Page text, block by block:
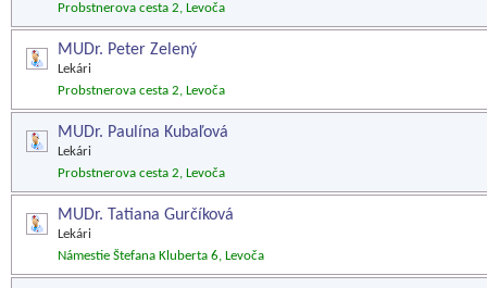
Probstnerova cesta 2, Levoča
MUDr. Peter Zelený
Lekári
Probstnerova cesta 2, Levoča
MUDr. Paulína Kubaľová
Lekári
Probstnerova cesta 2, Levoča
MUDr. Tatiana Gurčíková
Lekári
Námestie Štefana Kluberta 6, Levoča